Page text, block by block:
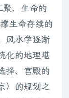
聚、生命的
生命存续的
风水学逐渐
化的地理堪
择、宫殿的
）的规划之